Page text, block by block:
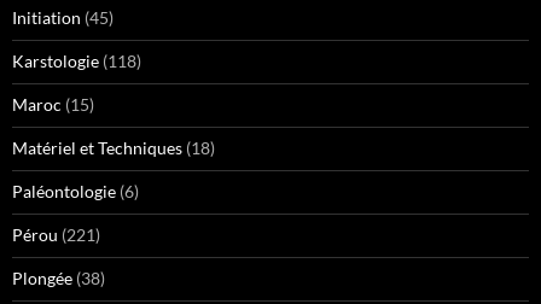
Initiation (45)
Karstologie (118)
Maroc (15)
Matériel et Techniques (18)
Paléontologie (6)
Pérou (221)
Plongée (38)